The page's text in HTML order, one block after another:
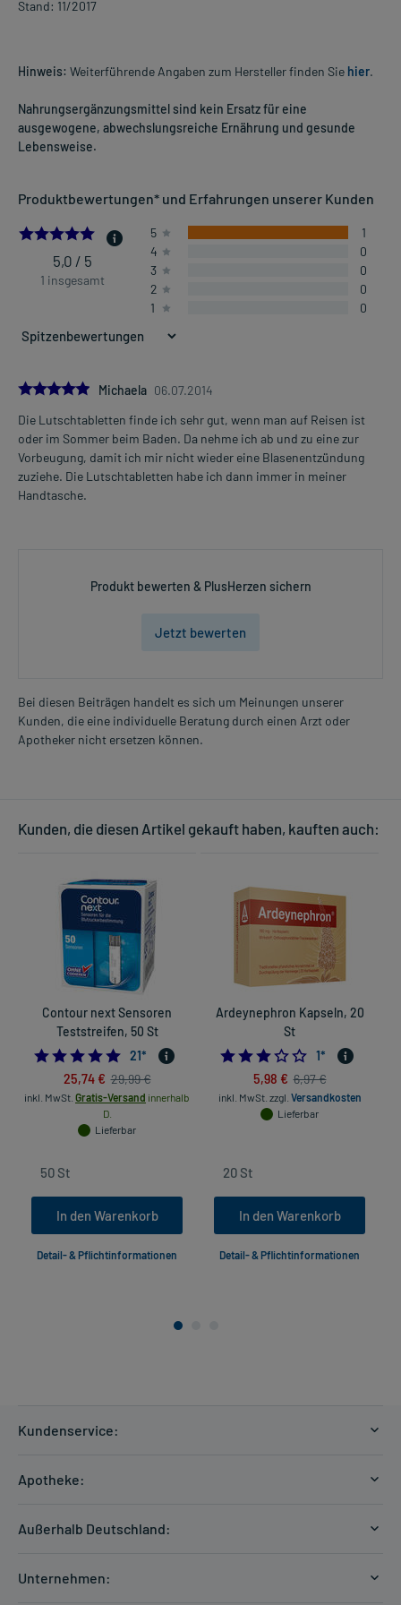
Stand: 11/2017
Hinweis: Weiterführende Angaben zum Hersteller finden Sie hier.
Nahrungsergänzungsmittel sind kein Ersatz für eine
ausgewogene, abwechslungsreiche Ernährung und gesunde
Lebensweise.
Produktbewertungen* und Erfahrungen unserer Kunden
5.0
5,0 / 5
1 insgesamt
5
1
4
0
3
0
2
0
1
0
5.0
Michaela 06.07.2014
Die Lutschtabletten finde ich sehr gut, wenn man auf Reisen ist
oder im Sommer beim Baden. Da nehme ich ab und zu eine zur
Vorbeugung, damit ich mir nicht wieder eine Blasenentzündung
zuziehe. Die Lutschtabletten habe ich dann immer in meiner
Handtasche.
Produkt bewerten & PlusHerzen sichern
Jetzt bewerten
Bei diesen Beiträgen handelt es sich um Meinungen unserer
Kunden, die eine individuelle Beratung durch einen Arzt oder
Apotheker nicht ersetzen können.
Kunden, die diesen Artikel gekauft haben, kauften auch:
Contour next Sensoren
Teststreifen, 50 St
4.9523809523809526
21*
25,74 € 29,99 €
inkl. MwSt. Gratis-Versand innerhalb
D.
Lieferbar
In den Warenkorb
Detail- & Pflichtinformationen
Ardeynephron Kapseln, 20
St
3.0
1*
5,98 € 6,97 €
inkl. MwSt. zzgl. Versandkosten
Lieferbar
In den Warenkorb
Detail- & Pflichtinformationen
Kundenservice:
Hilfe
Apotheke:
Außerhalb Deutschland:
Unternehmen: